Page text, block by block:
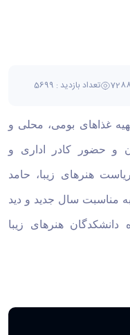
تعداد بازدید : 5699
غذاهای بومی، محلی و
و حضور کادر اداری و
هنرهای زیبا، حامد
مظاهریان، در ۲۰ فروردین ماه ۱۴۰۴ به مناسبت سال جدید و دید
دانشکدگان هنرهای زیبا